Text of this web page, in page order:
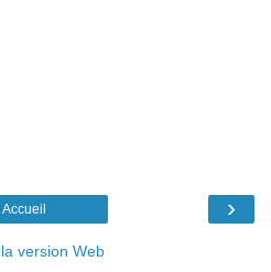
›
Accueil
version Web